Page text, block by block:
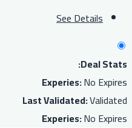
See Details
Deal Stats:
Experies:No Expires
Last Validated:Validated
Experies:No Expires